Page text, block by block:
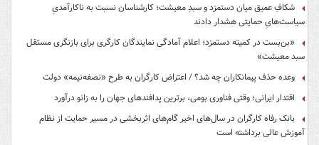
شکافِ عمیق میان دستمزد و سبدِ معیشت؛ کارشناسان نسبت به ناکارآمدیِ
سیاست‌هایِ حمایتی هشدار دادند
«بن‌بست در کمیته دستمزد؛ اعلام آمادگی نمایندگان کارگری برای بازنگری مستقل
سبد معیشت»
وعده حذف پیمانکاران چه شد؟ / اعتراض کارگران به طرح «نصفه‌نیمه» دولت
اقتدار ایرانی؛ وقتی فناوری بومی، برترین پدافندهای جهان را به زانو درآورد
بانک رفاه کارگران در سال‌های اخیر گام‌های اثربخشی در مسیر حمایت از نظام
آموزش عالی برداشته است